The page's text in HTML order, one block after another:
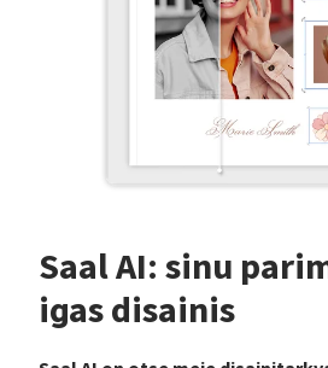
Saal AI: sinu
igas disainis